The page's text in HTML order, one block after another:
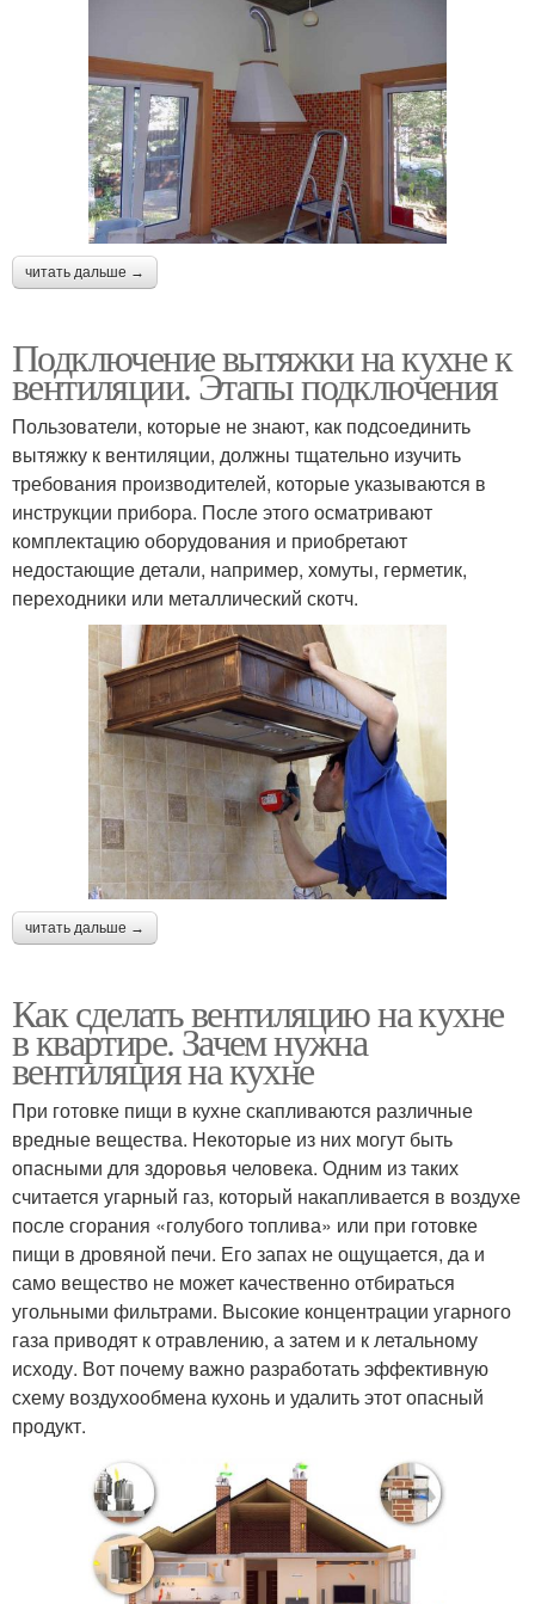
читать дальше →
Подключение вытяжки на кухне к
вентиляции. Этапы подключения
Пользователи, которые не знают, как подсоединить
вытяжку к вентиляции, должны тщательно изучить
требования производителей, которые указываются в
инструкции прибора. После этого осматривают
комплектацию оборудования и приобретают
недостающие детали, например, хомуты, герметик,
переходники или металлический скотч.
читать дальше →
Как сделать вентиляцию на кухне
в квартире. Зачем нужна
вентиляция на кухне
При готовке пищи в кухне скапливаются различные
вредные вещества. Некоторые из них могут быть
опасными для здоровья человека. Одним из таких
считается угарный газ, который накапливается в воздухе
после сгорания «голубого топлива» или при готовке
пищи в дровяной печи. Его запах не ощущается, да и
само вещество не может качественно отбираться
угольными фильтрами. Высокие концентрации угарного
газа приводят к отравлению, а затем и к летальному
исходу. Вот почему важно разработать эффективную
схему воздухообмена кухонь и удалить этот опасный
продукт.